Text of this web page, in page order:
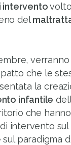
intervento
del
che le
la
infantile
che
intervento
sul paradigma